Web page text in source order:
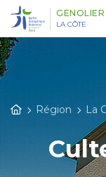
GENOLIER
LA CÔTE
Région La
Panneau de